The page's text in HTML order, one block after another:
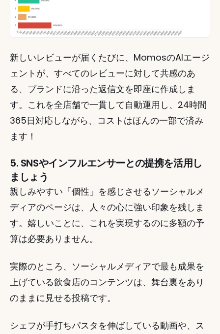
新しいレビューが届くたびに、MomosのAIエージ
ェントが、すべてのレビューに対して共感のあ
る、ブランドに沿った返信文を即座に作成しま
す。これを全店舗で一貫して自動運用し、24時間
365日対応しながら、コストはほんの一部で済み
ます！
5. SNSやインフルエンサーとの提携を活用し
ましょう
親しみやすい「個性」を感じさせるソーシャルメ
ディアのページは、人々の心に強い印象を残しま
す。嬉しいことに、これを実現するのに多額の予
算は必要ありません。
実際のところ、ソーシャルメディアで最も成果を
上げている飲食店のコンテンツは、舞台裏をあり
のままに見せる投稿です。
シェフが手打ちパスタを伸ばしている動画や、ス